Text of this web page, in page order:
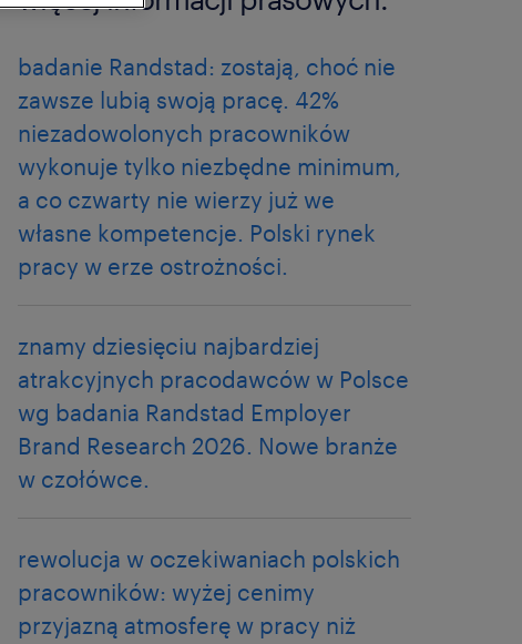
badanie Randstad: zostają, choć nie
zawsze lubią swoją pracę. 42%
niezadowolonych pracowników
wykonuje tylko niezbędne minimum,
a co czwarty nie wierzy już we
własne kompetencje. Polski rynek
pracy w erze ostrożności.
znamy dziesięciu najbardziej
atrakcyjnych pracodawców w Polsce
wg badania Randstad Employer
Brand Research 2026. Nowe branże
w czołówce.
rewolucja w oczekiwaniach polskich
pracowników: wyżej cenimy
przyjazną atmosferę w pracy niż